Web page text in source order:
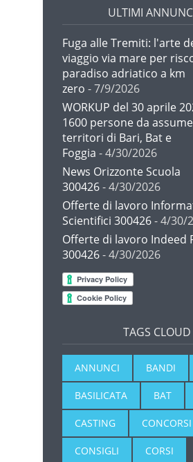
ULTIMI
Fuga alle Tremiti: l'arte
viaggio via mare per
paradiso adriatico a km
zero - 7/9/2026
WORKUP del 30 aprile
1600 persone da
territori di Bari, Bat e
Foggia - 4/30/2026
News Orizzonte Scuola
300426- 4/30/2026
Offerte di lavoro
Scientifici 300426- 4/30/
Offerte di lavoro Indeed
300426- 4/30/2026
TAGS CLOUD
ANNUNCI BANDI
BASILICATA BAT
CASTING CONCORSI
CONSIGLI CORSI